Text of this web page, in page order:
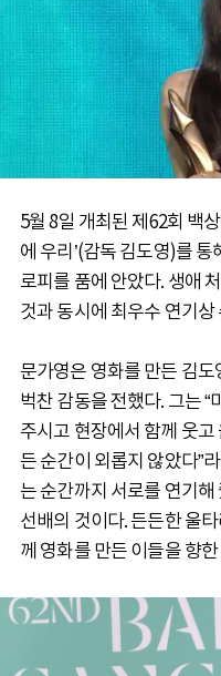
5월 8일 개최된 제62회 백
에 우리’(감독 김도영)를
로피를 품에 안았다. 생애
것과 동시에 최우수 연기상
문가영은 영화를 만든 김도
벅찬 감동을 전했다. 그는 “
주시고 현장에서 함께 웃
든 순간이 외롭지 않았다”
는 순간까지 서로를 연기
선배의 것이다. 든든한 울
께 영화를 만든 이들을 향